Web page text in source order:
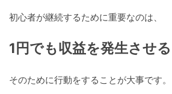
初心者が継続するために重要なのは、
1円でも収益を発生させ
そのために行動をすることが大事です。